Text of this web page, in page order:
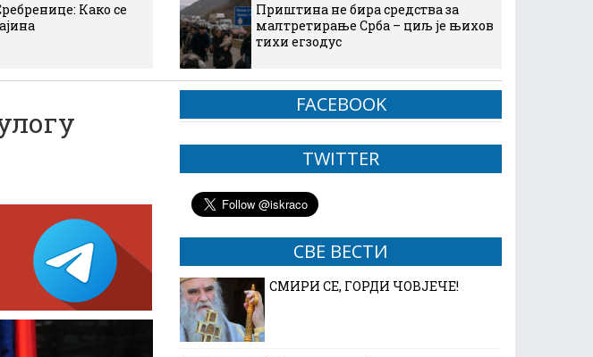
Како се
Приштина не бира средства за
малтретирање Срба – циљ је њихов
тихи егзодус
FACEBOOK
TWITTER
СВЕ ВЕСТИ
СМИРИ СЕ, ГОРДИ ЧОВЈЕЧЕ!